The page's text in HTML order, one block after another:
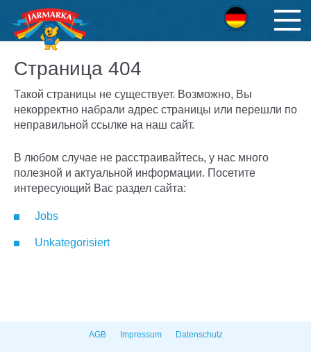
Deutsch
Страница 404
Такой страницы не существует. Возможно, Вы
некорректно набрали адрес страницы или перешли по
неправильной ссылке на наш сайт.
В любом случае не расстраивайтесь, у нас много
полезной и актуальной информации. Посетите
интересующий Вас раздел сайта:
Jobs
Unkategorisiert
AGB Impressum Datenschutz